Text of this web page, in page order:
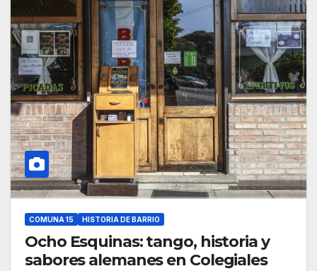
COMUNA 15 HISTORIA DE BARRIO
Ocho Esquinas: tango, historia y
sabores alemanes en Colegiales